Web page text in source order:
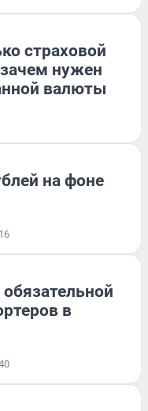
страховой
нужен
валюты
на фоне
в